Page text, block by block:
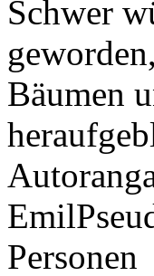
Schwer
Bäumen
Emil
Personen